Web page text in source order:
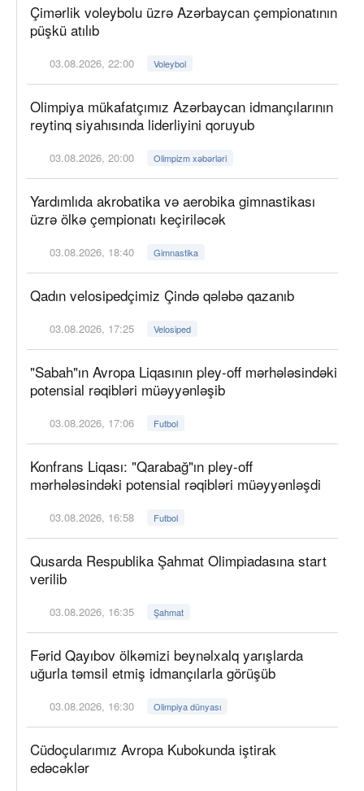
Çimərlik voleybolu üzrə Azərbaycan çempionatının
püşkü atılıb
03.08.2026, 22:00 Voleybol
Olimpiya mükafatçımız Azərbaycan idmançılarının
reytinq siyahısında liderliyini qoruyub
03.08.2026, 20:00 Olimpizm xəbərləri
Yardımlıda akrobatika və aerobika gimnastikası
üzrə ölkə çempionatı keçiriləcək
03.08.2026, 18:40 Gimnastika
Qadın velosipedçimiz Çində qələbə qazanıb
03.08.2026, 17:25 Velosiped
"Sabah"ın Avropa Liqasının pley-off mərhələsindəki
potensial rəqibləri müəyyənləşib
03.08.2026, 17:06 Futbol
Konfrans Liqası: "Qarabağ"ın pley-off
mərhələsindəki potensial rəqibləri müəyyənləşdi
03.08.2026, 16:58 Futbol
Qusarda Respublika Şahmat Olimpiadasına start
verilib
03.08.2026, 16:35 Şahmat
Fərid Qayıbov ölkəmizi beynəlxalq yarışlarda
uğurla təmsil etmiş idmançılarla görüşüb
03.08.2026, 16:30 Olimpiya dünyası
Cüdoçularımız Avropa Kubokunda iştirak
edəcəklər